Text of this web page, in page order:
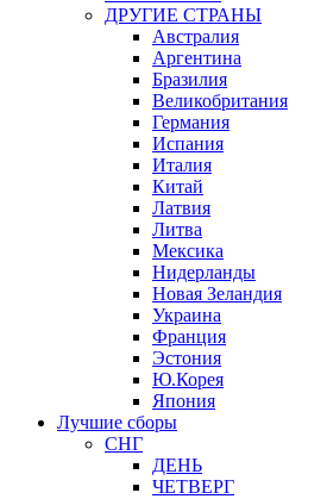
ДРУГИЕ СТРАНЫ
Австралия
Аргентина
Бразилия
Великобритания
Германия
Испания
Италия
Китай
Латвия
Литва
Мексика
Нидерланды
Новая Зеландия
Украина
Франция
Эстония
Ю.Корея
Япония
Лучшие сборы
СНГ
ДЕНЬ
ЧЕТВЕРГ